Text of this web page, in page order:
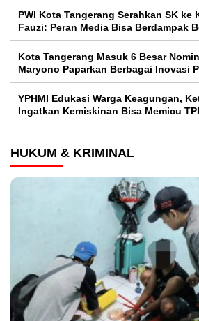
PWI Kota Tangerang Serahkan SK ke
Fauzi: Peran Media Bisa Berdampak
Kota Tangerang Masuk 6 Besar
Maryono Paparkan Berbagai Inovasi
YPHMI Edukasi Warga Keagungan,
Ingatkan Kemiskinan Bisa Memicu
HUKUM & KRIMINAL